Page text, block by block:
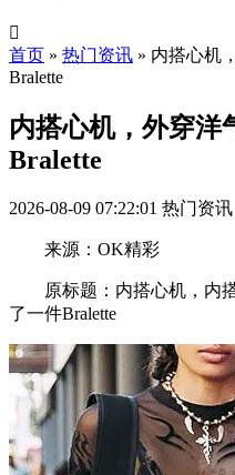

首页 » 热门资讯 » 内搭心机
Bralette
内搭心机，外穿洋
Bralette
2026-08-09 07:22:01 热门资讯
来源：OK精彩
原标题：内搭心机，内搭
了一件Bralette